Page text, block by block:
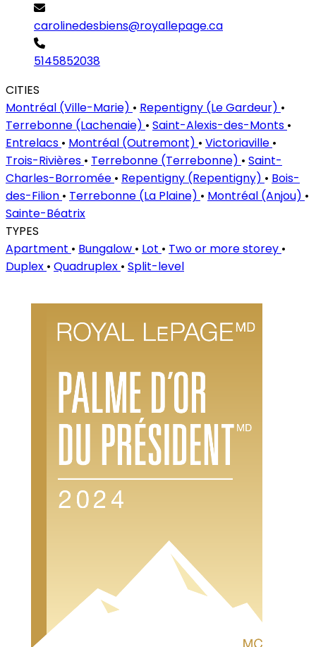
carolinedesbiens@royallepage.ca
5145852038
CITIES
Montréal (Ville-Marie) • Repentigny (Le Gardeur) •
Terrebonne (Lachenaie) • Saint-Alexis-des-Monts •
Entrelacs • Montréal (Outremont) • Victoriaville •
Trois-Rivières • Terrebonne (Terrebonne) • Saint-
Charles-Borromée • Repentigny (Repentigny) • Bois-
des-Filion • Terrebonne (La Plaine) • Montréal (Anjou) •
Sainte-Béatrix
TYPES
Apartment • Bungalow • Lot • Two or more storey •
Duplex • Quadruplex • Split-level